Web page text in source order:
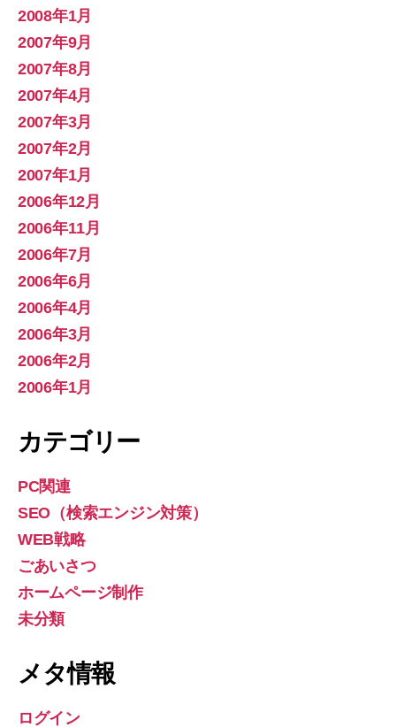
2008年1月
2007年9月
2007年8月
2007年4月
2007年3月
2007年2月
2007年1月
2006年12月
2006年11月
2006年7月
2006年6月
2006年4月
2006年3月
2006年2月
2006年1月
カテゴリー
PC関連
SEO（検索エンジン対策）
WEB戦略
ごあいさつ
ホームページ制作
未分類
メタ情報
ログイン